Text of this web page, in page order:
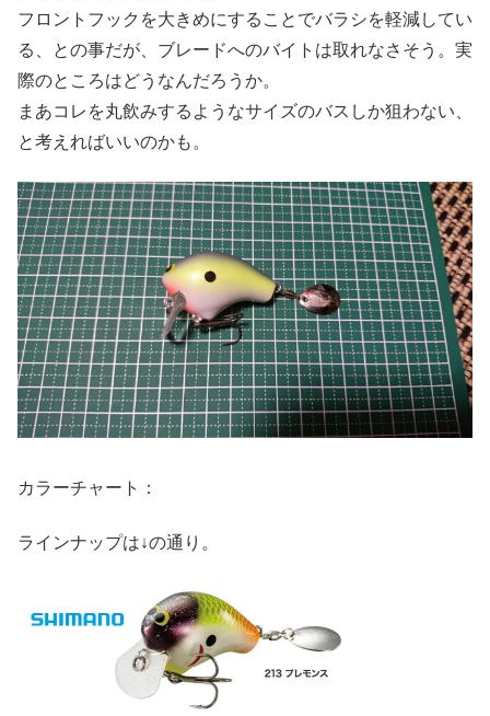
レ
ー
ヤ
ー
フロントフックを大きめにすることでバラシを軽減してい
る、との事だが、ブレードへのバイトは取れなさそう。実
際のところはどうなんだろうか。
まあコレを丸飲みするようなサイズのバスしか狙わない、
と考えればいいのかも。
カラーチャート：
ラインナップは↓の通り。